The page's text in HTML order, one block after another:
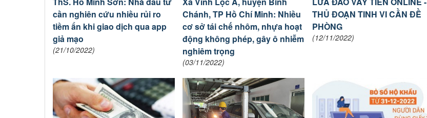
cần nghiên cứu nhiều rủi ro
tiềm ẩn khi giao dịch qua app
giả mạo
(21/10/2022)
Chánh, TP Hồ Chí Minh: Nhiều
cơ sở tái chế nhôm, nhựa hoạt
động không phép, gây ô nhiễm
nghiêm trọng
(03/11/2022)
THỦ ĐOẠN TINH VI CẦN ĐỀ
PHÒNG
(12/11/2022)